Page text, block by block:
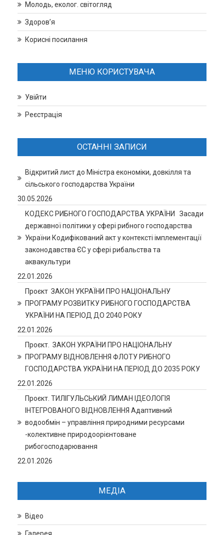
Молодь, еколог. світогляд
Здоров’я
Корисні посилання
МЕНЮ КОРИСТУВАЧА
Увійти
Реєстрація
ОСТАННІ ЗАПИСИ
Відкритий лист до Міністра економіки, довкілля та
сільського господарства України
30.05.2026
КОДЕКС РИБНОГО ГОСПОДАРСТВА УКРАЇНИ Засади
державної політики у сфері рибного господарства
України Кодифікований акт у контексті імплементації
законодавства ЄС у сфері рибальства та
аквакультури
22.01.2026
Проєкт ЗАКОН УКРАЇНИ ПРО НАЦІОНАЛЬНУ
ПРОГРАМУ РОЗВИТКУ РИБНОГО ГОСПОДАРСТВА
УКРАЇНИ НА ПЕРІОД ДО 2040 РОКУ
22.01.2026
Проєкт. ЗАКОН УКРАЇНИ ПРО НАЦІОНАЛЬНУ
ПРОГРАМУ ВІДНОВЛЕННЯ ФЛОТУ РИБНОГО
ГОСПОДАРСТВА УКРАЇНИ НА ПЕРІОД ДО 2035 РОКУ
22.01.2026
Проєкт. ТИЛІГУЛЬСЬКИЙ ЛИМАН ІДЕОЛОГІЯ
ІНТЕГРОВАНОГО ВІДНОВЛЕННЯ Адаптивний
водообмін – управління природними ресурсами
-колективне природоорієнтоване
рибогосподарювання
22.01.2026
МЕДІА
Відео